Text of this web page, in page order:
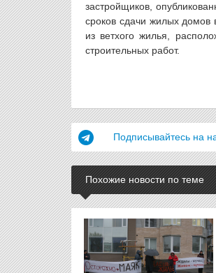
застройщиков,
сроков сдачи жилых домов
из ветхого жилья,
строительных работ.
Подписывайтесь на
Похожие новости по теме